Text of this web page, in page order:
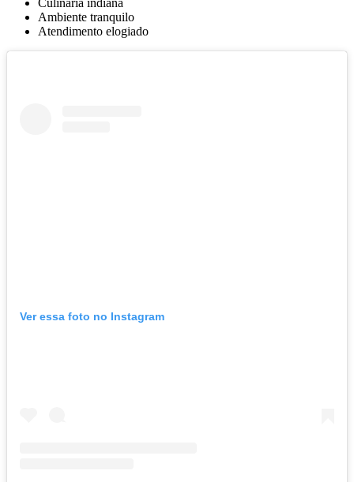
Culinária indiana
Ambiente tranquilo
Atendimento elogiado
Ver essa foto no Instagram